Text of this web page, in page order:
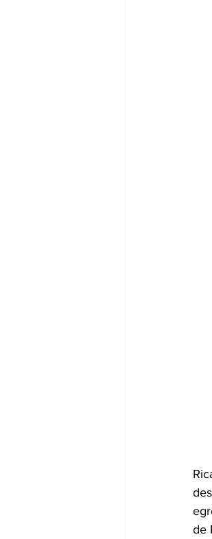
de